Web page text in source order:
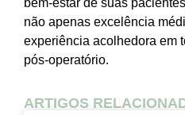
bem-estar de suas
não apenas excelência
experiência acolhedora em
pós-operatório.
ARTIGOS